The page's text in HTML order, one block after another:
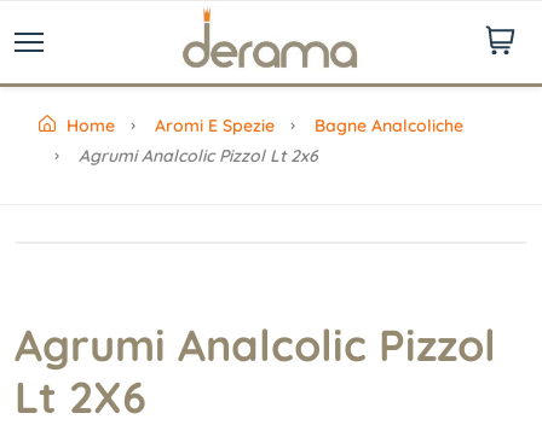
Home Aromi E Spezie
Bagne Analcoliche
Agrumi Analcolic Pizzol Lt 2x6
Agrumi Analcolic Pizzol
Lt 2X6